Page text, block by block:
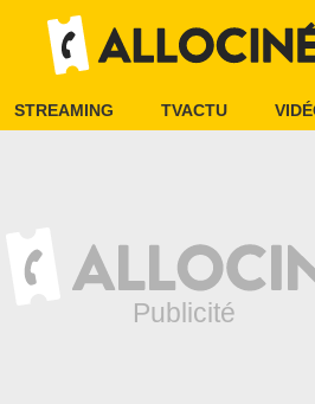
STREAMING TVACTU